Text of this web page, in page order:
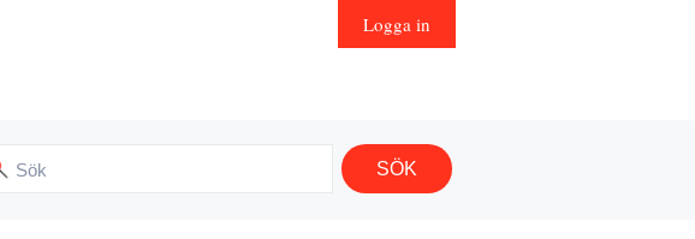
Logga in